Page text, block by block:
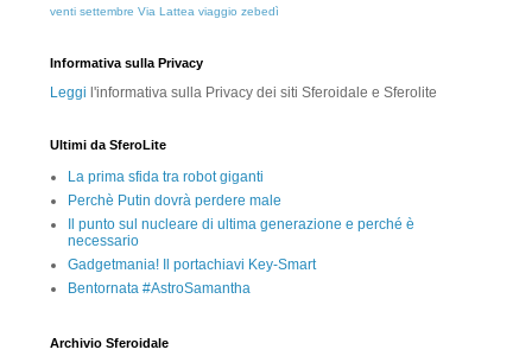
venti settembre Via Lattea viaggio zebedì
Informativa sulla Privacy
Leggi l'informativa sulla Privacy dei siti Sferoidale e Sferolite
Ultimi da SferoLite
La prima sfida tra robot giganti
Perchè Putin dovrà perdere male
Il punto sul nucleare di ultima generazione e perché è
necessario
Gadgetmania! Il portachiavi Key-Smart
Bentornata #AstroSamantha
Archivio Sferoidale